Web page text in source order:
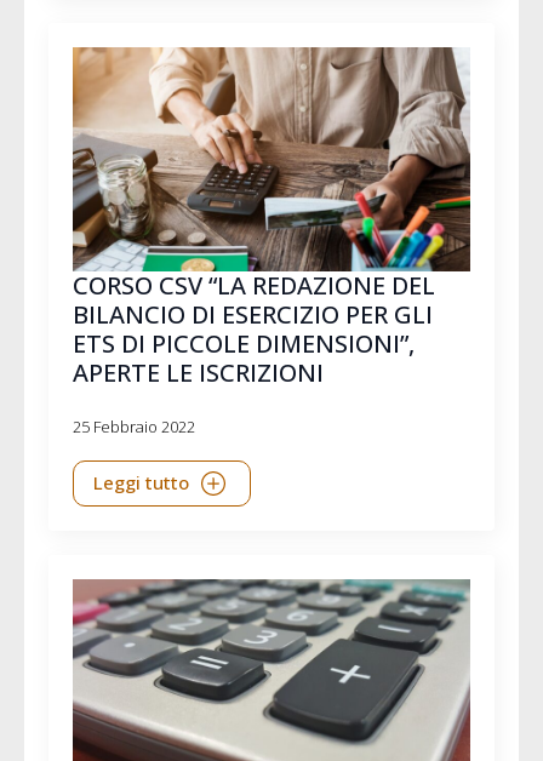
CORSO CSV “LA REDAZIONE DEL
BILANCIO DI ESERCIZIO PER GLI
ETS DI PICCOLE DIMENSIONI”,
APERTE LE ISCRIZIONI
25 Febbraio 2022
Leggi tutto